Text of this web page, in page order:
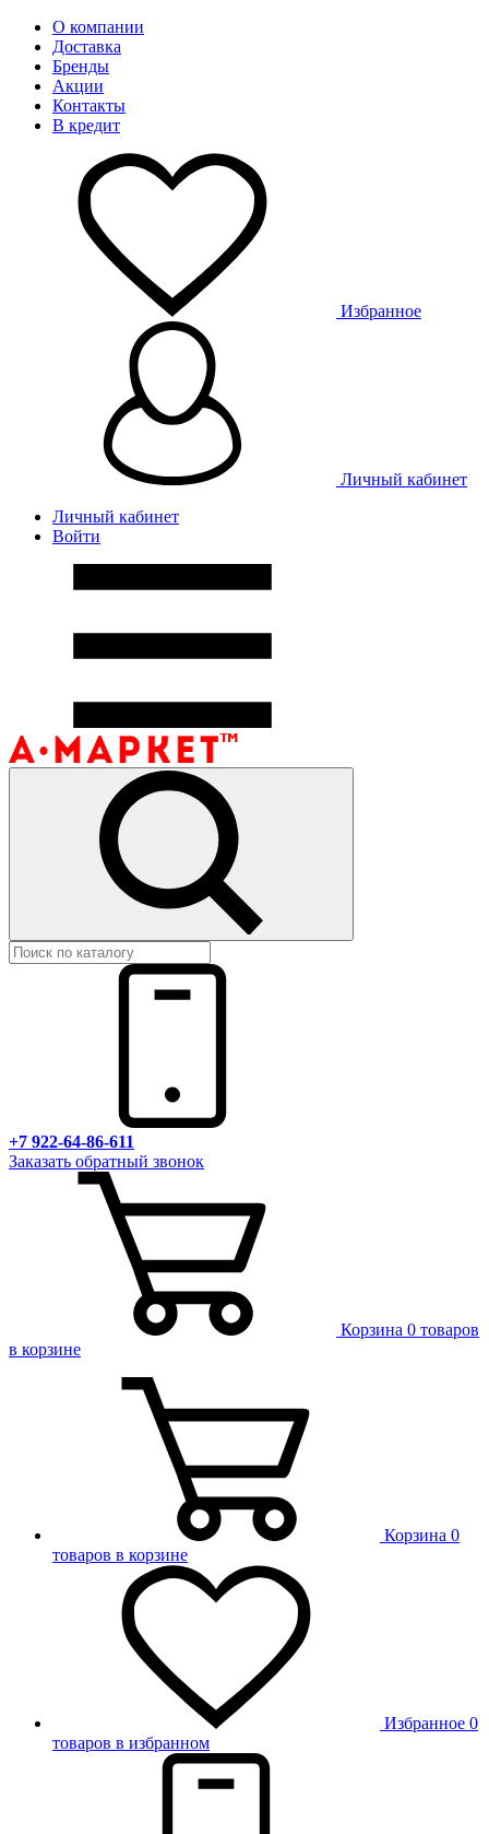
О компании
Доставка
Бренды
Акции
Контакты
В кредит
Избранное
Личный кабинет
Личный кабинет
Войти
+7 922-64-86-611
Заказать обратный звонок
Корзина 0 товаров
в корзине
Корзина 0
товаров в корзине
Избранное 0
товаров в избранном